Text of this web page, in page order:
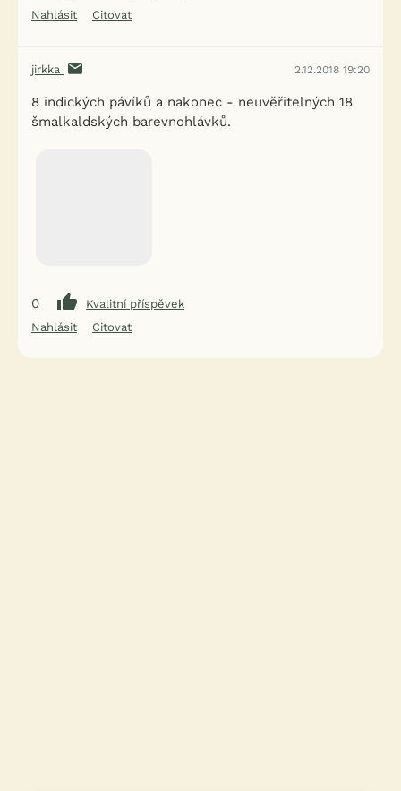
Nahlásit
Citovat
jirkka 2.12.2018 19:20
8 indických pávíků a nakonec - neuvěřitelných 18
šmalkaldských barevnohlávků.
0
Kvalitní příspěvek
Nahlásit
Citovat